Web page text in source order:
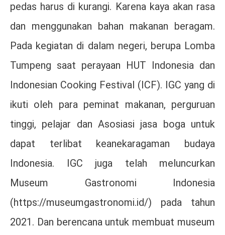
pedas harus di kurangi. Karena kaya akan rasa
dan menggunakan bahan makanan beragam.
Pada kegiatan di dalam negeri, berupa Lomba
Tumpeng saat perayaan HUT Indonesia dan
Indonesian Cooking Festival (ICF). IGC yang di
ikuti oleh para peminat makanan, perguruan
tinggi, pelajar dan Asosiasi jasa boga untuk
dapat terlibat keanekaragaman budaya
Indonesia. IGC juga telah meluncurkan
Museum Gastronomi Indonesia
(https://museumgastronomi.id/) pada tahun
2021. Dan berencana untuk membuat museum